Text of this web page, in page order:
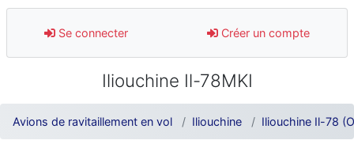
d9pouces: désolé pour les quelques blocages du site ces derniers
jours : je teste des méthodes contre le spam et les bots trop nocifs
: Super, la nouvelle bannière
d9pouces
: je suis un avion@,._,+ > lesquels ? je ne suis pas sûr de
comprendre
Se connecter Créer un compte
Iliouchine Il-78MKI
Avions de ravitaillement en vol Iliouchine Iliouchine Il-78